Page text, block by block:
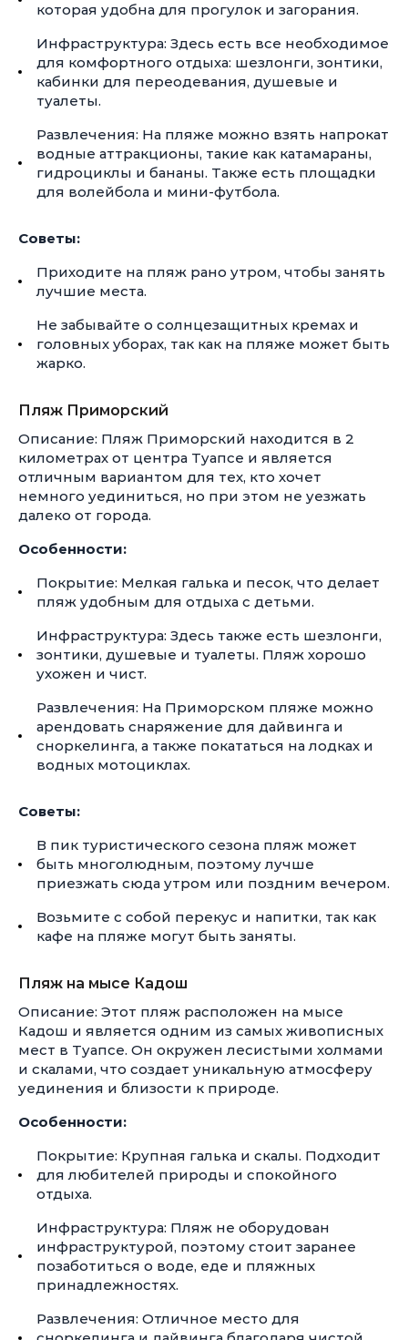
которая удобна для прогулок и загорания.
Инфраструктура: Здесь есть все необходимое
для комфортного отдыха: шезлонги, зонтики,
кабинки для переодевания, душевые и
туалеты.
Развлечения: На пляже можно взять напрокат
водные аттракционы, такие как катамараны,
гидроциклы и бананы. Также есть площадки
для волейбола и мини-футбола.
Советы:
Приходите на пляж рано утром, чтобы занять
лучшие места.
Не забывайте о солнцезащитных кремах и
головных уборах, так как на пляже может быть
жарко.
Пляж Приморский
Описание: Пляж Приморский находится в 2
километрах от центра Туапсе и является
отличным вариантом для тех, кто хочет
немного уединиться, но при этом не уезжать
далеко от города.
Особенности:
Покрытие: Мелкая галька и песок, что делает
пляж удобным для отдыха с детьми.
Инфраструктура: Здесь также есть шезлонги,
зонтики, душевые и туалеты. Пляж хорошо
ухожен и чист.
Развлечения: На Приморском пляже можно
арендовать снаряжение для дайвинга и
сноркелинга, а также покататься на лодках и
водных мотоциклах.
Советы:
В пик туристического сезона пляж может
быть многолюдным, поэтому лучше
приезжать сюда утром или поздним вечером.
Возьмите с собой перекус и напитки, так как
кафе на пляже могут быть заняты.
Пляж на мысе Кадош
Описание: Этот пляж расположен на мысе
Кадош и является одним из самых живописных
мест в Туапсе. Он окружен лесистыми холмами
и скалами, что создает уникальную атмосферу
уединения и близости к природе.
Особенности:
Покрытие: Крупная галька и скалы. Подходит
для любителей природы и спокойного
отдыха.
Инфраструктура: Пляж не оборудован
инфраструктурой, поэтому стоит заранее
позаботиться о воде, еде и пляжных
принадлежностях.
Развлечения: Отличное место для